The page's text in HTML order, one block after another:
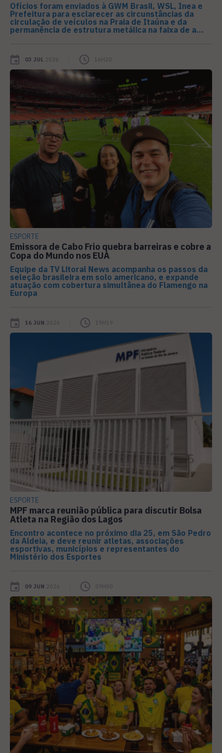
Ofícios foram enviados à GWM Brasil, WSL, Inea e
Prefeitura para esclarecer as circunstâncias da
circulação de veículos na Praia de Itaúna e da
permanência de estrutura metálica na faixa de a...
03 JUL 2026 16H20
ESPORTE
Emissora de Cabo Frio quebra barreiras e cobre a
Copa do Mundo nos EUA
Equipe da TV Litoral News acompanha os passos da
seleção brasileira em solo americano, e expande
atuação com cobertura simultânea do Flamengo na
Europa
16 JUN 2026 19H19
ESPORTE
MPF marca reunião pública para discutir Bolsa
Atleta na Região dos Lagos
Encontro acontece no próximo dia 25, em São Pedro
da Aldeia, e deve reunir atletas, associações
esportivas, municípios e representantes do
Ministério dos Esportes
09 JUN 2026 09H00